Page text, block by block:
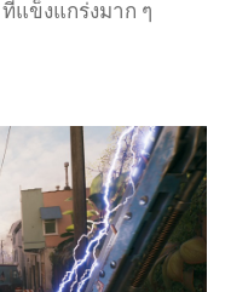
แข็งแกร่งมาก ๆ